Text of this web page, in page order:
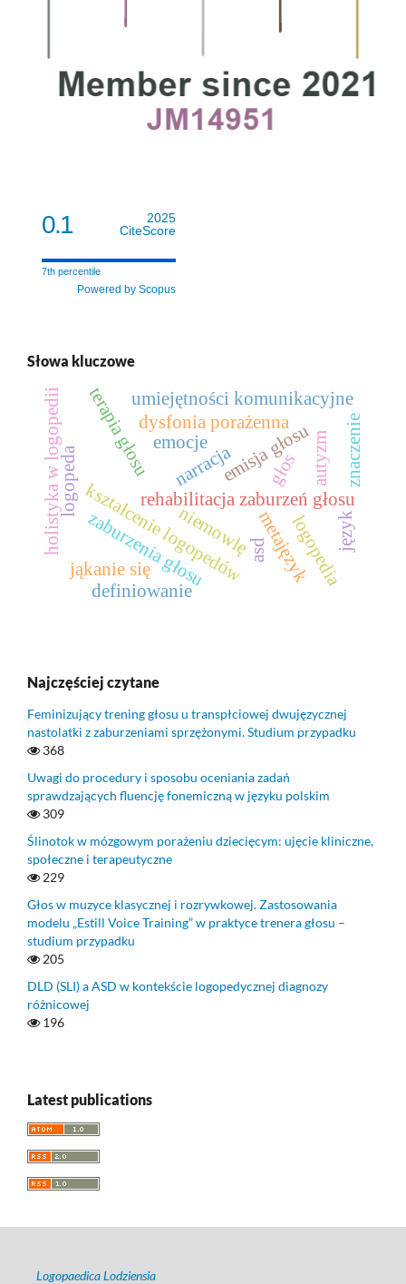
0.1
2025
CiteScore
7th percentile
Powered by Scopus
Słowa kluczowe
emisja głosu
rehabilitacja zaburzeń głosu
kształcenie logopedów
dysfonia porażenna
terapia głosu autyzm
logopeda
niemowlę
umiejętności komunikacyjne
głos
holistyka w logopedii zaburzenia głosu metajęzyk
znaczenie
definiowanie
asd
emocje
logopedia
narracja
jąkanie się
język
Najczęściej czytane
Feminizujący trening głosu u transpłciowej dwujęzycznej
nastolatki z zaburzeniami sprzężonymi. Studium przypadku
368
Uwagi do procedury i sposobu oceniania zadań
sprawdzających fluencję fonemiczną w języku polskim
309
Ślinotok w mózgowym porażeniu dziecięcym: ujęcie kliniczne,
społeczne i terapeutyczne
229
Głos w muzyce klasycznej i rozrywkowej. Zastosowania
modelu „Estill Voice Training” w praktyce trenera głosu –
studium przypadku
205
DLD (SLI) a ASD w kontekście logopedycznej diagnozy
różnicowej
196
Latest publications
Logopaedica Lodziensia